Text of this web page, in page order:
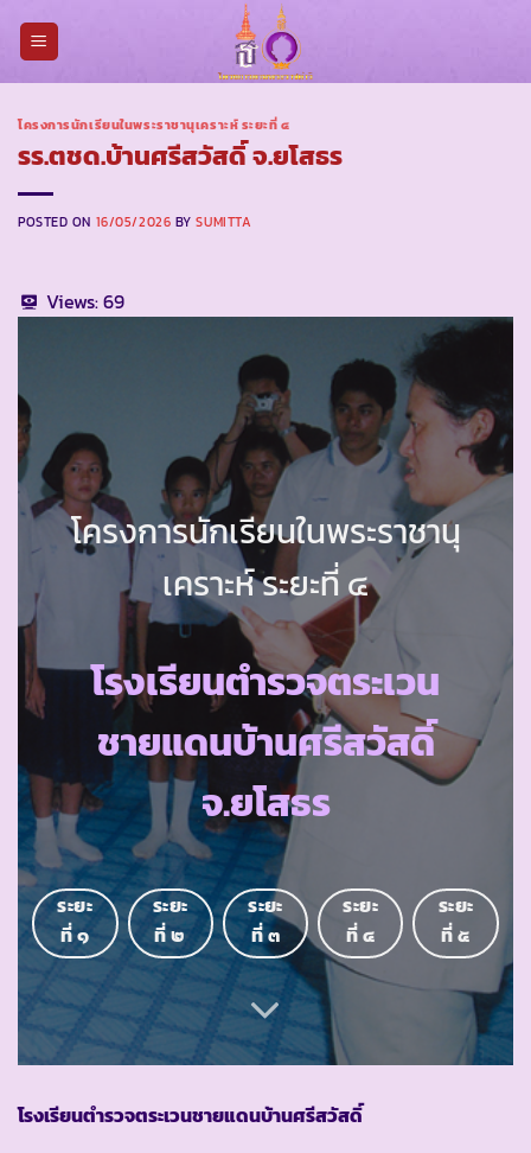
โครงการนักเรียนในพระราชานุเคราะห์ ระยะที่ ๔
รร.ตชด.บ้านศรีสวัสดิ์ จ.ยโสธร
POSTED ON 16/05/2026 BYSUMITTA
Views:69
โครงการนักเรียนในพระราชานุ
เคราะห์ ระยะที่ ๔
โรงเรียนตำรวจตระเวน
ชายแดนบ้านศรีสวัสดิ์
จ.ยโสธร
ระยะ
ที่ ๑
ระยะ
ที่ ๒
ระยะ
ที่ ๓
ระยะ
ที่ ๔
ระยะ
ที่ ๕
โรงเรียนตำรวจตระเวนชายแดนบ้านศรีสวัสดิ์